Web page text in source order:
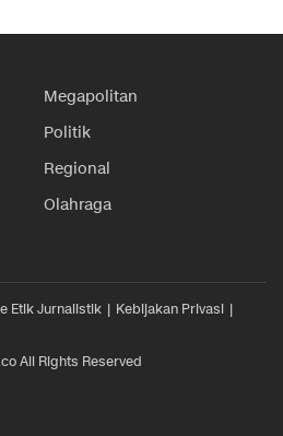
Megapolitan
Politik
Regional
Olahraga
Etik Jurnalistik
Kebijakan Privasi
All Rights Reserved